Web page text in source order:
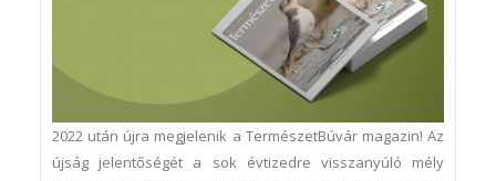
2022 után újra megjelenik a TermészetBúvár magazin! Az
újság jelentőségét a sok évtizedre visszanyúló mély